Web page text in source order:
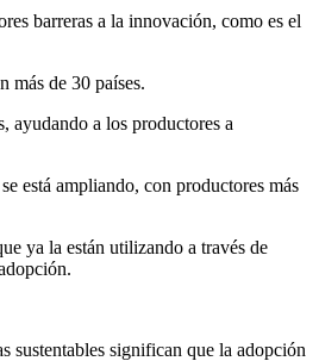
barreras a la innovación, como es el
más de 30 países.
ayudando a los productores a
está ampliando, con productores más
ya la están utilizando a través de
sustentables significan que la adopción